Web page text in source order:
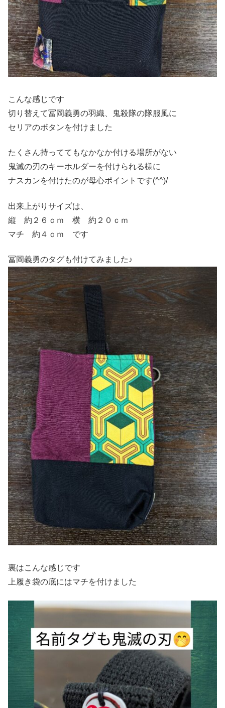
こんな感じです
切り替えて冨岡義勇の羽織、鬼殺隊の隊服風に
セリアのボタンを付けました
たくさん持っててもなかなか付ける場所がない
鬼滅の刃のキーホルダーを付けられる様に
ナスカンを付けたのが母心ポイントです(^^)/
出来上がりサイズは、
縦 約２６ｃｍ 横 約２０ｃｍ
マチ 約４ｃｍ です
冨岡義勇のタグも付けてみました♪
裏はこんな感じです
上履き袋の底にはマチを付けました